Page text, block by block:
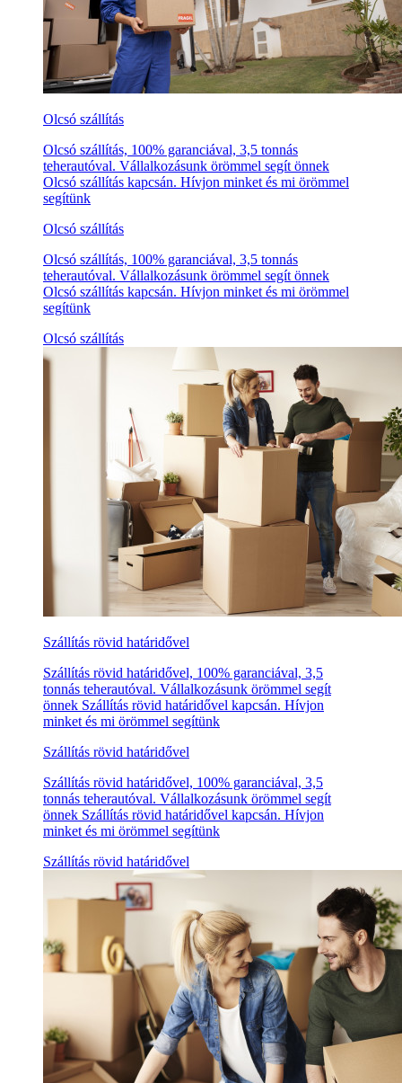
Olcsó szállítás
Olcsó szállítás, 100% garanciával, 3,5 tonnás
teherautóval. Vállalkozásunk örömmel segít önnek
Olcsó szállítás kapcsán. Hívjon minket és mi örömmel
segítünk
Olcsó szállítás
Olcsó szállítás, 100% garanciával, 3,5 tonnás
teherautóval. Vállalkozásunk örömmel segít önnek
Olcsó szállítás kapcsán. Hívjon minket és mi örömmel
segítünk
Olcsó szállítás
Szállítás rövid határidővel
Szállítás rövid határidővel, 100% garanciával, 3,5
tonnás teherautóval. Vállalkozásunk örömmel segít
önnek Szállítás rövid határidővel kapcsán. Hívjon
minket és mi örömmel segítünk
Szállítás rövid határidővel
Szállítás rövid határidővel, 100% garanciával, 3,5
tonnás teherautóval. Vállalkozásunk örömmel segít
önnek Szállítás rövid határidővel kapcsán. Hívjon
minket és mi örömmel segítünk
Szállítás rövid határidővel